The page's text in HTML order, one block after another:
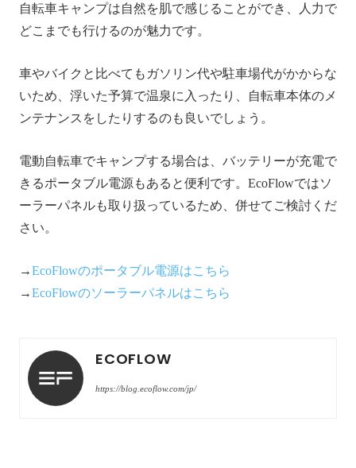
自転車キャンプは自然を肌で感じることができ、人力で
どこまでも行けるのが魅力です。
車やバイクと比べてもガソリン代や駐車場代がかからな
いため、浮いた予算で温泉に入ったり、自転車本体のメ
ンテナンスをしたりするのも良いでしょう。
電動自転車でキャンプする場合は、バッテリーが充電で
きるポータブル電源もあると便利です。EcoFlowではソ
ーラーパネルも取り扱っているため、併せてご検討くだ
さい。
→EcoFlowのポータブル電源はこちら
→EcoFlowのソーラーパネルはこちら
ECOFLOW
https://blog.ecoflow.com/jp/